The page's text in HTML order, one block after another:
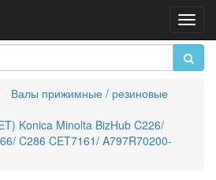
Валы прижимные / резиновые
Konica Minolta BizHub C226/
C286 CET7161/ A797R70200-